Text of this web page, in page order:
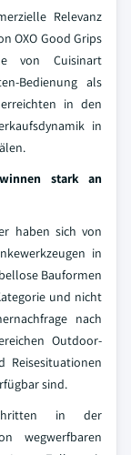
Relevanz
OXO Good Grips
von Cuisinart
Bedienung als
in den
in
stark an
haben sich von
in
Bauformen
und nicht
nach
Outdoor-
Reisesituationen
sind.
in der
wegwerfbaren